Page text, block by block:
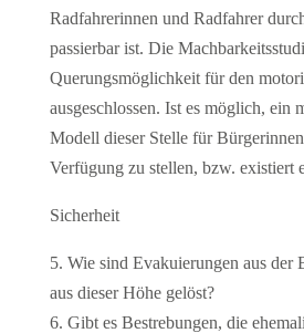
Radfahrerinnen und Radfahrer
passierbar ist. Die
Querungsmöglichkeit für den
ausgeschlossen. Ist es möglich, ein
Modell dieser Stelle für
Verfügung zu stellen, bzw. existiert
Sicherheit
5. Wie sind Evakuierungen aus der
aus dieser Höhe gelöst?
6. Gibt es Bestrebungen, die